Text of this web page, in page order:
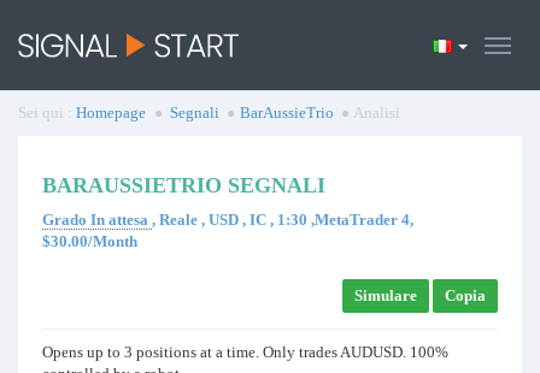
Sei qui : Homepage Segnali BarAussieTrio Analisi
BARAUSSIETRIO SEGNALI
Grado In attesa , Reale , USD , IC , 1:30 ,MetaTrader 4,
$30.00/Month
Simulare Copia
Opens up to 3 positions at a time. Only trades AUDUSD. 100%